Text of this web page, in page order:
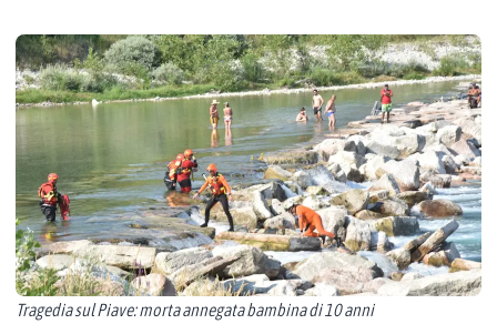
Tragedia sul Piave: morta annegata bambina di 10 anni